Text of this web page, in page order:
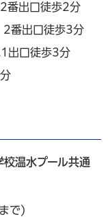
番出口徒歩2分
2番出口徒歩3分
出口徒歩3分
温水プール共通
で)